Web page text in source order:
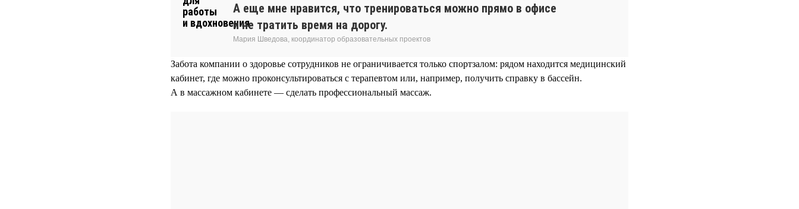
А еще мне нравится, что тренироваться можно прямо в офисе
и не тратить время на дорогу.
Мария Шведова, координатор образовательных проектов
Забота компании о здоровье сотрудников не ограничивается только спортзалом: рядом находится медицинский
кабинет, где можно проконсультироваться с терапевтом или, например, получить справку в бассейн.
А в массажном кабинете — сделать профессиональный массаж.